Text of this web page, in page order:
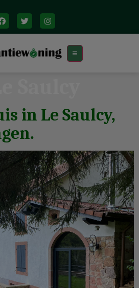
in Le Saulcy,